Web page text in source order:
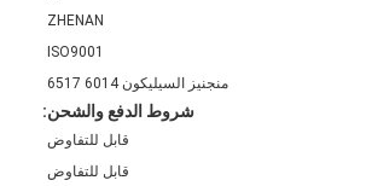
ZHENAN
ISO9001
منجنيز السيليكون 6014 6517
شروط الدفع والشحن:
قابل للتفاوض
قابل للتفاوض